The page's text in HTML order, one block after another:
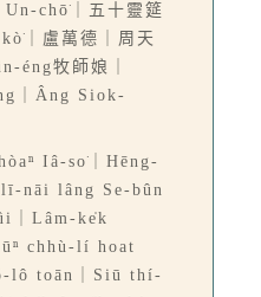
Un-chō͘｜五十靈筵
｜盧萬德｜周天
éng牧師娘｜
｜Âng Siok-
Iâ-so͘｜Hēng-
nāi lâng Se-bûn
｜Lâm-ke̍k
chhù-lí hoat
lô toān｜Siū thí-